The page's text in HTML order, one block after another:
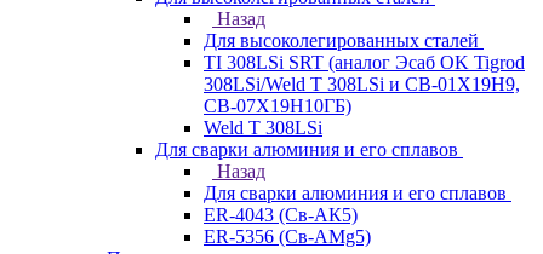
Назад
Для высоколегированных сталей
TI 308LSi SRT (аналог Эсаб OK Tigrod
308LSi/Weld T 308LSi и СВ-01Х19Н9,
СВ-07Х19Н10ГБ)
Weld T 308LSi
Для сварки алюминия и его сплавов
Назад
Для сварки алюминия и его сплавов
ER-4043 (Св-АК5)
ER-5356 (Св-АМg5)